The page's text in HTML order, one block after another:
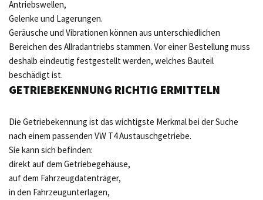
Antriebswellen,
Gelenke und Lagerungen.
Geräusche und Vibrationen können aus unterschiedlichen
Bereichen des Allradantriebs stammen. Vor einer Bestellung muss
deshalb eindeutig festgestellt werden, welches Bauteil
beschädigt ist.
GETRIEBEKENNUNG RICHTIG ERMITTELN
Die Getriebekennung ist das wichtigste Merkmal bei der Suche
nach einem passenden VW T4 Austauschgetriebe.
Sie kann sich befinden:
direkt auf dem Getriebegehäuse,
auf dem Fahrzeugdatenträger,
in den Fahrzeugunterlagen,